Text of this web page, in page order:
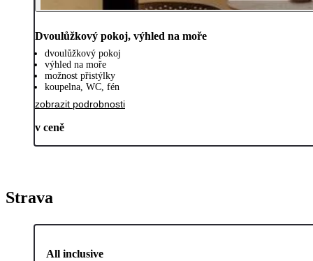
Dvoulůžkový pokoj, výhled na moře
dvoulůžkový pokoj
výhled na moře
možnost přistýlky
koupelna, WC, fén
zobrazit podrobnosti
v ceně
Strava
All inclusive